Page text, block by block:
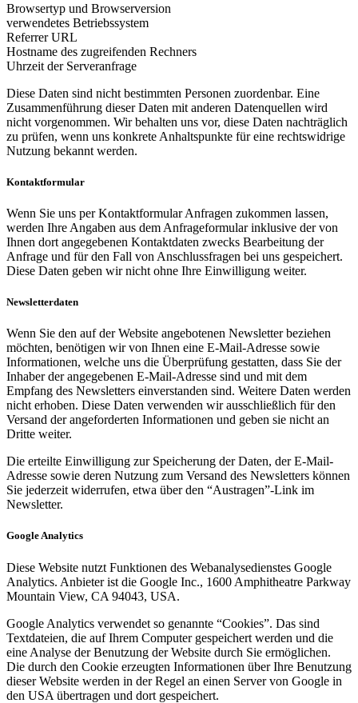
Browsertyp und Browserversion
verwendetes Betriebssystem
Referrer URL
Hostname des zugreifenden Rechners
Uhrzeit der Serveranfrage
Diese Daten sind nicht bestimmten Personen zuordenbar. Eine
Zusammenführung dieser Daten mit anderen Datenquellen wird
nicht vorgenommen. Wir behalten uns vor, diese Daten nachträglich
zu prüfen, wenn uns konkrete Anhaltspunkte für eine rechtswidrige
Nutzung bekannt werden.
Kontaktformular
Wenn Sie uns per Kontaktformular Anfragen zukommen lassen,
werden Ihre Angaben aus dem Anfrageformular inklusive der von
Ihnen dort angegebenen Kontaktdaten zwecks Bearbeitung der
Anfrage und für den Fall von Anschlussfragen bei uns gespeichert.
Diese Daten geben wir nicht ohne Ihre Einwilligung weiter.
Newsletterdaten
Wenn Sie den auf der Website angebotenen Newsletter beziehen
möchten, benötigen wir von Ihnen eine E-Mail-Adresse sowie
Informationen, welche uns die Überprüfung gestatten, dass Sie der
Inhaber der angegebenen E-Mail-Adresse sind und mit dem
Empfang des Newsletters einverstanden sind. Weitere Daten werden
nicht erhoben. Diese Daten verwenden wir ausschließlich für den
Versand der angeforderten Informationen und geben sie nicht an
Dritte weiter.
Die erteilte Einwilligung zur Speicherung der Daten, der E-Mail-
Adresse sowie deren Nutzung zum Versand des Newsletters können
Sie jederzeit widerrufen, etwa über den “Austragen”-Link im
Newsletter.
Google Analytics
Diese Website nutzt Funktionen des Webanalysedienstes Google
Analytics. Anbieter ist die Google Inc., 1600 Amphitheatre Parkway
Mountain View, CA 94043, USA.
Google Analytics verwendet so genannte “Cookies”. Das sind
Textdateien, die auf Ihrem Computer gespeichert werden und die
eine Analyse der Benutzung der Website durch Sie ermöglichen.
Die durch den Cookie erzeugten Informationen über Ihre Benutzung
dieser Website werden in der Regel an einen Server von Google in
den USA übertragen und dort gespeichert.